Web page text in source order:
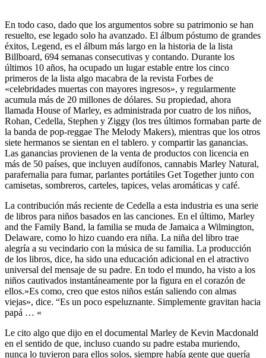
En todo caso, dado que los argumentos sobre su patrimonio se han
resuelto, ese legado solo ha avanzado. El álbum póstumo de grandes
éxitos, Legend, es el álbum más largo en la historia de la lista
Billboard, 694 semanas consecutivas y contando. Durante los
últimos 10 años, ha ocupado un lugar estable entre los cinco
primeros de la lista algo macabra de la revista Forbes de
«celebridades muertas con mayores ingresos», y regularmente
acumula más de 20 millones de dólares. Su propiedad, ahora
llamada House of Marley, es administrada por cuatro de los niños,
Rohan, Cedella, Stephen y Ziggy (los tres últimos formaban parte de
la banda de pop-reggae The Melody Makers), mientras que los otros
siete hermanos se sientan en el tablero. y compartir las ganancias.
Las ganancias provienen de la venta de productos con licencia en
más de 50 países, que incluyen audífonos, cannabis Marley Natural,
parafernalia para fumar, parlantes portátiles Get Together junto con
camisetas, sombreros, carteles, tapices, velas aromáticas y café.
La contribución más reciente de Cedella a esta industria es una serie
de libros para niños basados ​​en las canciones. En el último, Marley
and the Family Band, la familia se muda de Jamaica a Wilmington,
Delaware, como lo hizo cuando era niña. La niña del libro trae
alegría a su vecindario con la música de su familia. La producción
de los libros, dice, ha sido una educación adicional en el atractivo
universal del mensaje de su padre. En todo el mundo, ha visto a los
niños cautivados instantáneamente por la figura en el corazón de
ellos.»Es como, creo que estos niños están saliendo con almas
viejas», dice. “Es un poco espeluznante. Simplemente gravitan hacia
papá … «
Le cito algo que dijo en el documental Marley de Kevin Macdonald
en el sentido de que, incluso cuando su padre estaba muriendo,
nunca lo tuvieron para ellos solos, siempre había gente que quería